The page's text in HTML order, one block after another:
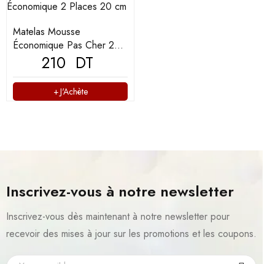
Matelas Mousse
Économique Pas Cher 2
Places 20 cm
210 DT
J'Achète
Inscrivez-vous à notre newsletter
Inscrivez-vous dès maintenant à notre newsletter pour
recevoir des mises à jour sur les promotions et les coupons.